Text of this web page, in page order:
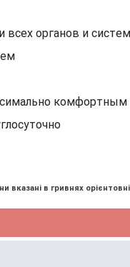
органов и систем
вказані в гривнях